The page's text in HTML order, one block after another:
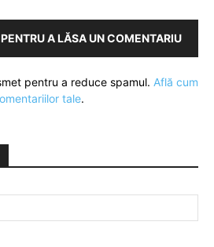
A LĂSA UN COMENTARIU
pentru a reduce spamul. Află cum
tale.